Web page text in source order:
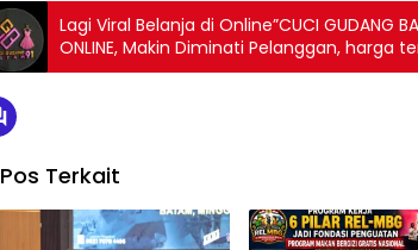
Lagi Viral Belanja di Online”CUCI GUDANG
ONLINE, Makin Diminati Pelanggan, harga
mudah di akses
Pos Terkait